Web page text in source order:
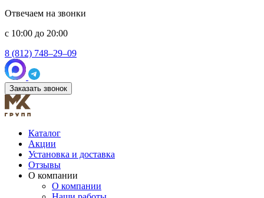
Отвечаем на звонки
с 10:00 до 20:00
8 (812) 748–29–09
Заказать звонок
Каталог
Акции
Установка и доставка
Отзывы
О компании
О компании